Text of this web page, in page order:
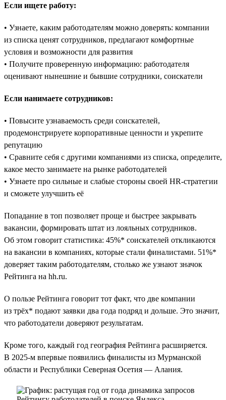
Если ищете работу:
• Узнаете, каким работодателям можно доверять: компании
из списка ценят сотрудников, предлагают комфортные
условия и возможности для развития
• Получите проверенную информацию: работодателя
оценивают нынешние и бывшие сотрудники, соискатели
Если нанимаете сотрудников:
• Повысите узнаваемость среди соискателей,
продемонстрируете корпоративные ценности и укрепите
репутацию
• Сравните себя с другими компаниями из списка, определите,
какое место занимаете на рынке работодателей
• Узнаете про сильные и слабые стороны своей HR-стратегии
и сможете улучшить её
Попадание в топ позволяет проще и быстрее закрывать
вакансии, формировать штат из лояльных сотрудников.
Об этом говорит статистика: 45%* соискателей откликаются
на вакансии в компаниях, которые стали финалистами. 51%*
доверяет таким работодателям, столько же узнают значок
Рейтинга на hh.ru.
О пользе Рейтинга говорит тот факт, что две компании
из трёх* подают заявки два года подряд и дольше. Это значит,
что работодатели доверяют результатам.
Кроме того, каждый год география Рейтинга расширяется.
В 2025-м впервые появились финалисты из Мурманской
области и Республики Северная Осетия — Алания.